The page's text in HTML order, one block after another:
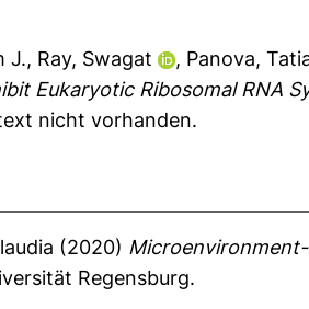
J., Ray, Swagat , Panova,
Eukaryotic Ribosomal RNA
nicht vorhanden.
(2020)
Regensburg.